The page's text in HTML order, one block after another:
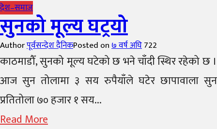
देश–समाज
सुनको मूल्य घट्रयो
Authorपूर्वसन्देश दैनिकPosted on७ वर्ष अघि722
काठमाडौँ, सुनको मूल्य घटेको छ भने चाँदी स्थिर रहेको छ ।
आज सुन तोलामा ३ सय रुपैयाँले घटेर छापावाला सुन
प्रतितोला ७० हजार १ सय...
Read More